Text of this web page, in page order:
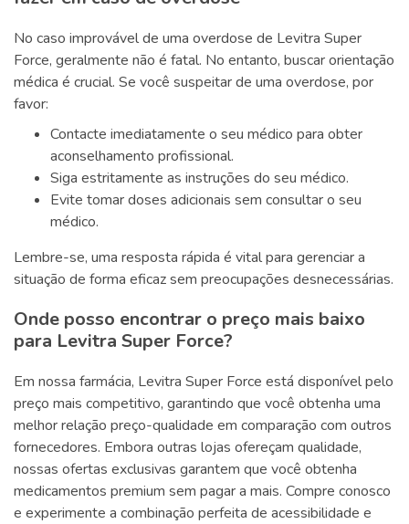
No caso improvável de uma overdose de Levitra Super
Force, geralmente não é fatal. No entanto, buscar orientação
médica é crucial. Se você suspeitar de uma overdose, por
favor:
Contacte imediatamente o seu médico para obter
aconselhamento profissional.
Siga estritamente as instruções do seu médico.
Evite tomar doses adicionais sem consultar o seu
médico.
Lembre-se, uma resposta rápida é vital para gerenciar a
situação de forma eficaz sem preocupações desnecessárias.
Onde posso encontrar o preço mais baixo
para Levitra Super Force?
Em nossa farmácia, Levitra Super Force está disponível pelo
preço mais competitivo, garantindo que você obtenha uma
melhor relação preço-qualidade em comparação com outros
fornecedores. Embora outras lojas ofereçam qualidade,
nossas ofertas exclusivas garantem que você obtenha
medicamentos premium sem pagar a mais. Compre conosco
e experimente a combinação perfeita de acessibilidade e